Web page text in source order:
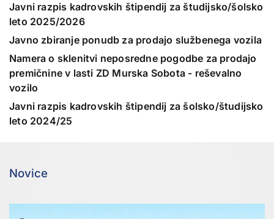
Javni razpis kadrovskih štipendij za študijsko/šolsko
leto 2025/2026
Javno zbiranje ponudb za prodajo službenega vozila
Namera o sklenitvi neposredne pogodbe za prodajo
premičnine v lasti ZD Murska Sobota - reševalno
vozilo
Javni razpis kadrovskih štipendij za šolsko/študijsko
leto 2024/25
Novice